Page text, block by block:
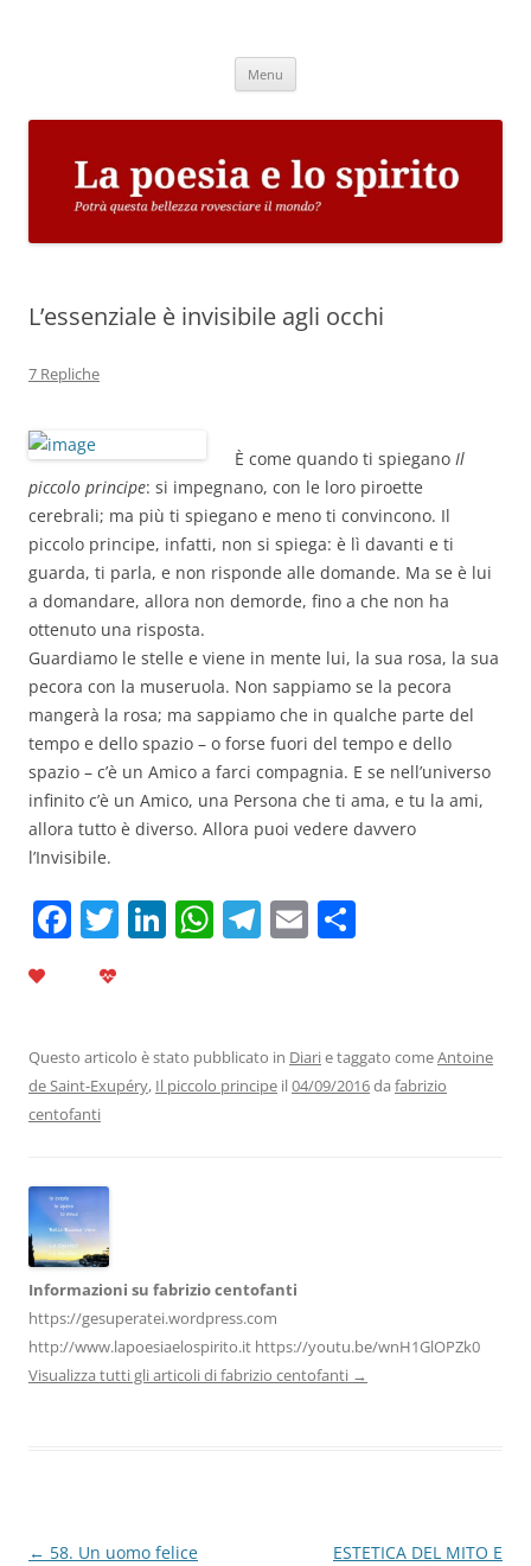
Menu
L’essenziale è invisibile agli occhi
7 Repliche
È come quando ti spiegano Il
piccolo principe: si impegnano, con le loro piroette
cerebrali; ma più ti spiegano e meno ti convincono. Il
piccolo principe, infatti, non si spiega: è lì davanti e ti
guarda, ti parla, e non risponde alle domande. Ma se è lui
a domandare, allora non demorde, fino a che non ha
ottenuto una risposta.
Guardiamo le stelle e viene in mente lui, la sua rosa, la sua
pecora con la museruola. Non sappiamo se la pecora
mangerà la rosa; ma sappiamo che in qualche parte del
tempo e dello spazio – o forse fuori del tempo e dello
spazio – c’è un Amico a farci compagnia. E se nell’universo
infinito c’è un Amico, una Persona che ti ama, e tu la ami,
allora tutto è diverso. Allora puoi vedere davvero
l’Invisibile.
F
b
o
k
T Li
dI
n
W
A
p
T
a
m
E
vi
di
Questo articolo è stato pubblicato in Diarie taggato comeAntoine
de Saint-Exupéry, Il piccolo principe il04/09/2016da fabrizio
centofanti
Informazioni su fabrizio centofanti
https://gesuperatei.wordpress.com
http://www.lapoesiaelospirito.it https://youtu.be/wnH1GlOPZk0
Visualizza tutti gli articoli di fabrizio centofanti →
Navigazione
← 58. Un uomo felice
ESTETICA DEL MITO E